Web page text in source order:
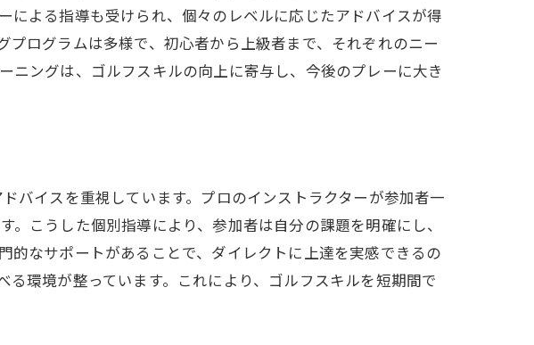
よる指導も受けられ、個々のレベルに応じたアドバイスが得
ログラムは多様で、初心者から上級者まで、それぞれのニー
ングは、ゴルフスキルの向上に寄与し、今後のプレーに大き
バイスを重視しています。プロのインストラクターが参加者一
こうした個別指導により、参加者は自分の課題を明確にし、
なサポートがあることで、ダイレクトに上達を実感できるの
環境が整っています。これにより、ゴルフスキルを短期間で